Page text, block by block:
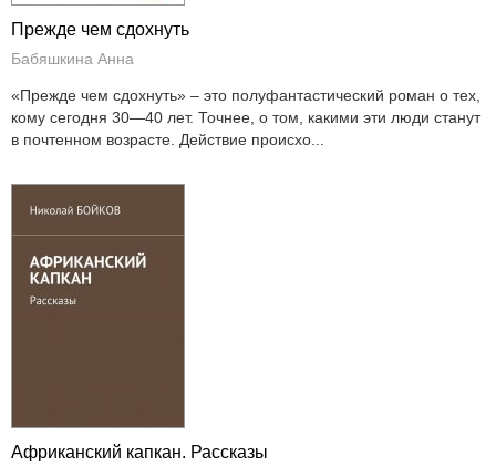
Прежде чем сдохнуть
Бабяшкина Анна
«Прежде чем сдохнуть» – это полуфантастический роман о тех,
кому сегодня 30—40 лет. Точнее, о том, какими эти люди станут
в почтенном возрасте. Действие происхо...
Африканский капкан. Рассказы